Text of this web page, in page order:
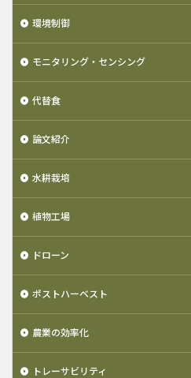
環境制御
モニタリング・センシング
代替食
論文紹介
水耕栽培
植物工場
ドローン
ポストハーベスト
農業の効率化
トレーサビリティ